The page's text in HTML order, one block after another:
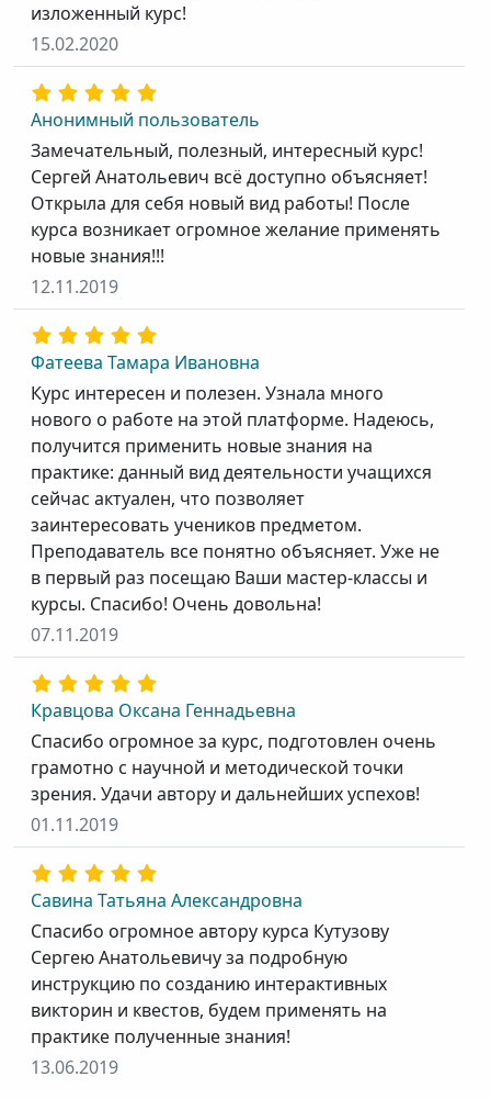
изложенный курс!
15.02.2020
Анонимный пользователь
Замечательный, полезный, интересный курс!
Сергей Анатольевич всё доступно объясняет!
Открыла для себя новый вид работы! После
курса возникает огромное желание применять
новые знания!!!
12.11.2019
Фатеева Тамара Ивановна
Курс интересен и полезен. Узнала много
нового о работе на этой платформе. Надеюсь,
получится применить новые знания на
практике: данный вид деятельности учащихся
сейчас актуален, что позволяет
заинтересовать учеников предметом.
Преподаватель все понятно объясняет. Уже не
в первый раз посещаю Ваши мастер-классы и
курсы. Спасибо! Очень довольна!
07.11.2019
Кравцова Оксана Геннадьевна
Спасибо огромное за курс, подготовлен очень
грамотно с научной и методической точки
зрения. Удачи автору и дальнейших успехов!
01.11.2019
Савина Татьяна Александровна
Спасибо огромное автору курса Кутузову
Сергею Анатольевичу за подробную
инструкцию по созданию интерактивных
викторин и квестов, будем применять на
практике полученные знания!
13.06.2019